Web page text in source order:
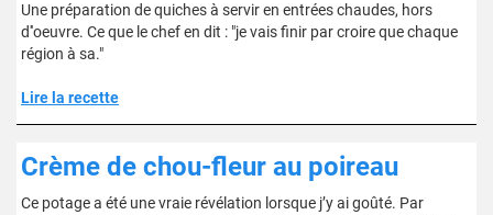
Une préparation de quiches à servir en entrées chaudes, hors
d''oeuvre. Ce que le chef en dit : "je vais finir par croire que chaque
région à sa."
Lire la recette
Crème de chou-fleur au poireau
Ce potage a été une vraie révélation lorsque j’y ai goûté. Par